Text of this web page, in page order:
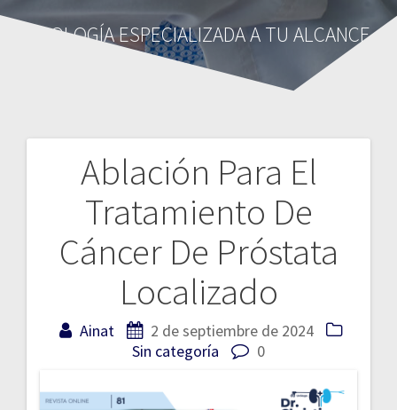
UROLOGÍA ESPECIALIZADA A TU ALCANCE
Ablación Para El
Tratamiento De
Cáncer De Próstata
Localizado
Ainat
2 de septiembre de 2024
Sin categoría
0
Navegación
entradas